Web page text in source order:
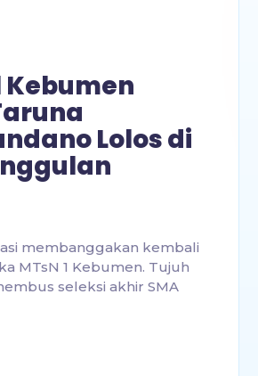
Kebumen
Lolos di
membanggakan kembali
MTsN 1 Kebumen. Tujuh
seleksi akhir SMA